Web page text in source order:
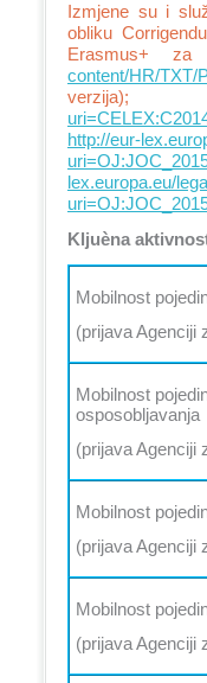
Izmjene su i
obliku
Erasmus+
content/HR/TXT/
http://eur-
lex.europa.eu/
Kljuèna
Mobilnost
(prijava Agenciji
Mobilnost
osposobljavanja
(prijava Agenciji
Mobilnost
(prijava Agenciji
Mobilnost
(prijava Agenciji